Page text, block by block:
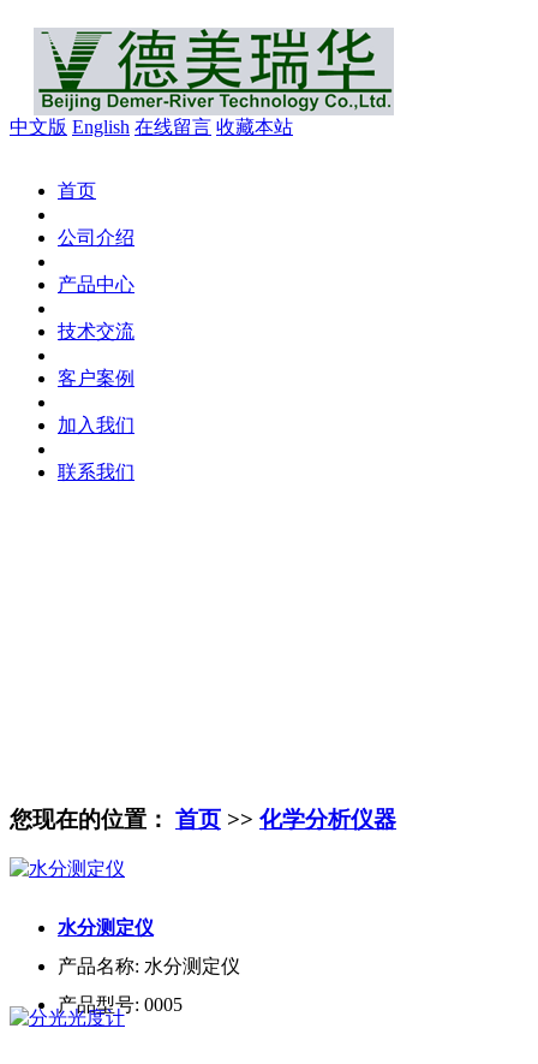
中文版 English 在线留言 收藏本站
首页
公司介绍
产品中心
技术交流
客户案例
加入我们
联系我们
您现在的位置： 首页 >> 化学分析仪器
水分测定仪
产品名称: 水分测定仪
产品型号: 0005